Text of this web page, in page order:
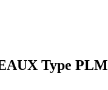
Type PLM